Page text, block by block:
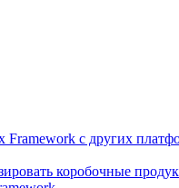
Framework с других
коробочные